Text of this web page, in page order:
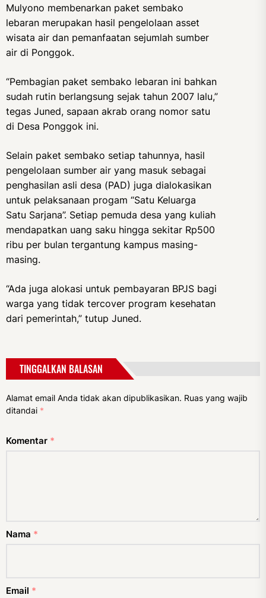
Mulyono membenarkan paket sembako
lebaran merupakan hasil pengelolaan asset
wisata air dan pemanfaatan sejumlah sumber
air di Ponggok.
“Pembagian paket sembako lebaran ini bahkan
sudah rutin berlangsung sejak tahun 2007 lalu,”
tegas Juned, sapaan akrab orang nomor satu
di Desa Ponggok ini.
Selain paket sembako setiap tahunnya, hasil
pengelolaan sumber air yang masuk sebagai
penghasilan asli desa (PAD) juga dialokasikan
untuk pelaksanaan progam “Satu Keluarga
Satu Sarjana”. Setiap pemuda desa yang kuliah
mendapatkan uang saku hingga sekitar Rp500
ribu per bulan tergantung kampus masing-
masing.
“Ada juga alokasi untuk pembayaran BPJS bagi
warga yang tidak tercover program kesehatan
dari pemerintah,” tutup Juned.
TINGGALKAN BALASAN
Alamat email Anda tidak akan dipublikasikan. Ruas yang wajib
ditandai *
Komentar *
Nama *
Email *